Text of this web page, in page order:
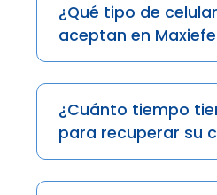
¿Qué tipo de
aceptan en
¿Cuánto tiempo
para recuperar su